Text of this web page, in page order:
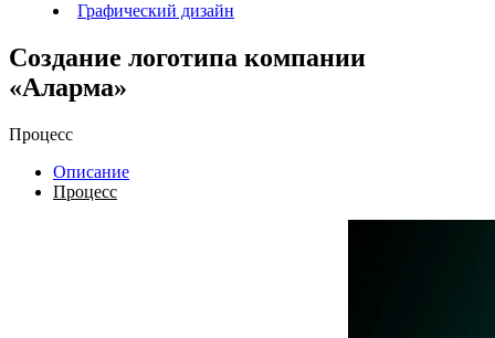
Графический дизайн
Создание логотипа компании
«Аларма»
Процесс
Описание
Процесс